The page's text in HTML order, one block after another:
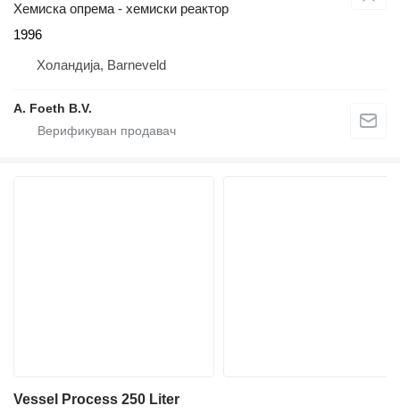
Хемиска опрема - хемиски реактор
1996
Холандија, Barneveld
A. Foeth B.V.
Vessel Process 250 Liter